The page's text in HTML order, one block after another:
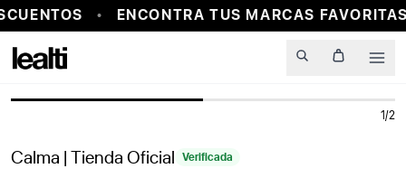
ENCONTRA TUS MARCAS
PROBADOR VIRTUAL
1/2
Calma | Tienda Oficial Verificada